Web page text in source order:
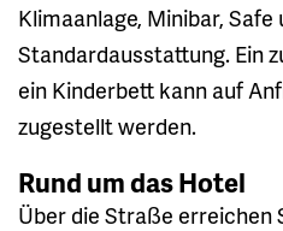
Klimaanlage, Minibar,
Standardausstattung. Ein
ein Kinderbett kann auf
zugestellt werden.
Rund um das Hotel
Über die Straße erreichen